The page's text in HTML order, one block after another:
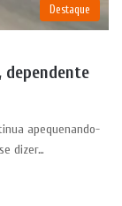
Destaque
dependente
apequenando-
dizer…